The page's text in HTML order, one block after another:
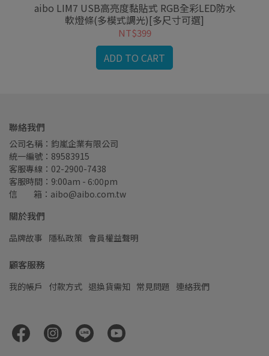
aibo LIM7 USB高亮度黏貼式 RGB全彩LED防水
軟燈條(多模式調光)[多尺寸可選]
NT$399
ADD TO CART
聯絡我們
公司名稱：鈞嵐企業有限公司
統一編號：89583915
客服專線：02-2900-7438
客服時間：9:00am - 6:00pm
信         箱：aibo@aibo.com.tw
關於我們
品牌故事 隱私政策 會員權益聲明
顧客服務
我的帳戶 付款方式 退換貨需知 常見問題 連絡我們